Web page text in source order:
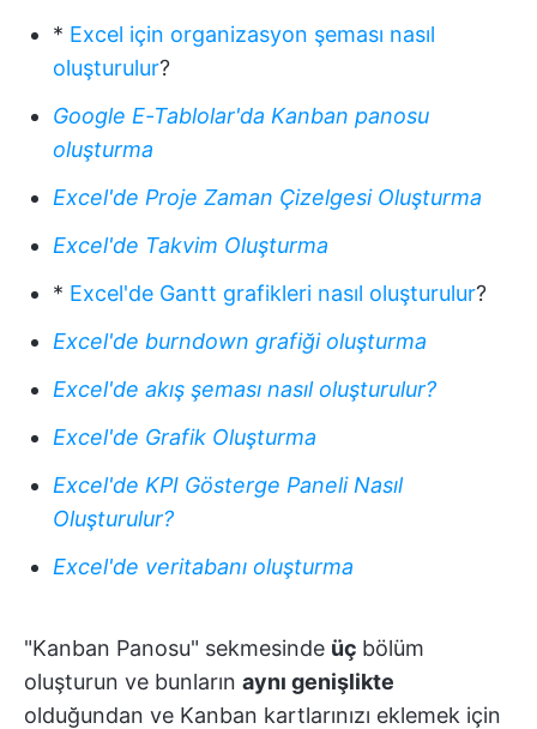
* Excel için organizasyon şeması nasıl
oluşturulur?
Google E-Tablolar'da Kanban panosu
oluşturma
Excel'de Proje Zaman Çizelgesi Oluşturma
Excel'de Takvim Oluşturma
* Excel'de Gantt grafikleri nasıl oluşturulur?
Excel'de burndown grafiği oluşturma
Excel'de akış şeması nasıl oluşturulur?
Excel'de Grafik Oluşturma
Excel'de KPI Gösterge Paneli Nasıl
Oluşturulur?
Excel'de veritabanı oluşturma
"Kanban Panosu" sekmesinde üç bölüm
oluşturun ve bunların aynı genişlikte
olduğundan ve Kanban kartlarınızı eklemek için